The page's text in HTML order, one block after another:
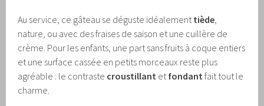
Au service, ce gâteau se déguste idéalement tiède
nature, ou avec des fraises de saison et une cuillère de
crème. Pour les enfants, une part sans fruits à coque entiers
et une surface cassée en petits morceaux reste plus
agréable : le contraste croustillant et fondant fait tout le
charme.